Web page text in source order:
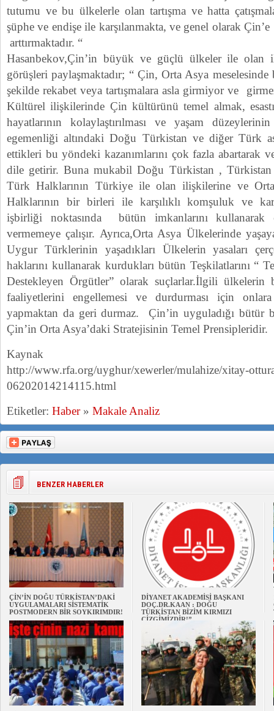
tutumu ve bu ülkelerle olan tartışma ve hatta
şüphe ve endişe ile karşılanmakta, ve genel olarak
arttırmaktadır. “
Hasanbekov,Çin’in büyük ve güçlü ülkeler ile olan
görüşleri paylaşmaktadır; “ Çin, Orta Asya
şekilde rekabet veya tartışmalara asla girmiyor ve
Kültürel ilişkilerinde Çin kültürünü temel almak,
hayatlarının kolaylaştırılması ve yaşam
egemenliği altındaki Doğu Türkistan ve diğer Türk
ettikleri bu yöndeki kazanımlarını çok fazla abartarak
dile getirir. Buna mukabil Doğu Türkistan ,
Türk Halklarının Türkiye ile olan ilişkilerine ve
Halklarının bir birleri ile karşılıklı komşuluk ve
işbirliği noktasında bütün imkanlarını kullanarak
vermemeye çalışır. Ayrıca,Orta Asya Ülkelerinde
Uygur Türklerinin yaşadıkları Ülkelerin yasaları
haklarını kullanarak kurdukları bütün Teşkilatlarını “
Destekleyen Örgütler” olarak suçlarlar.İlgili ülkelerin
faaliyetlerini engellemesi ve durdurması için
yapmaktan da geri durmaz. Çin’in uyguladığı bütür
Çin’in Orta Asya’daki Stratejisinin Temel Prensipleridir.
Kaynak
http://www.rfa.org/uyghur/xewerler/mulahize/xitay-
06202014214115.html
Etiketler: Haber» Makale Analiz
BENZER HABERLER
ÇİN’İN DOĞU TÜRKİSTAN’DAKİ
UYGULAMALARI SİSTEMATİK
POSTMODERN BİR SOYKIRIMDIR!
DİYANET AKADEMİSİ BAŞKANI
DOÇ.DR.KAAN : DOĞU
TÜRKİSTAN BİZİM KIRMIZI
ÇİZGİMİZDİR!”